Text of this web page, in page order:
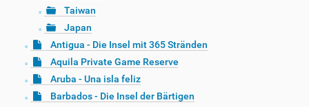
Taiwan
Japan
Antigua - Die Insel mit 365 Stränden
Aquila Private Game Reserve
Aruba - Una isla feliz
Barbados - Die Insel der Bärtigen